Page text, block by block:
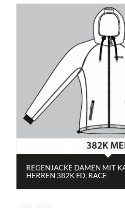
REGENJACKE DAMEN MIT
HERREN 382K FD, RACE